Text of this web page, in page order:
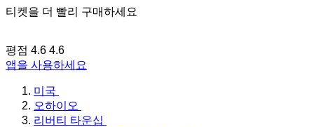
티켓을 더 빨리 구매하세요
평점 4.6 4.6
앱을 사용하세요
미국
오하이오
리버티 타운십